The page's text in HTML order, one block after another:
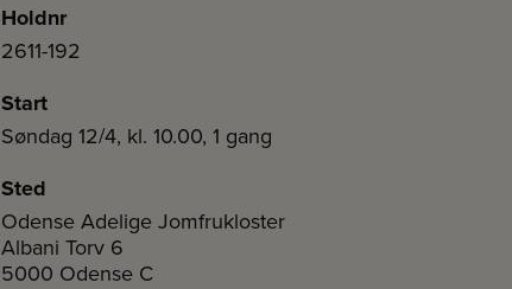
Holdnr
2611-192
Start
Søndag 12/4, kl. 10.00, 1 gang
Sted
Odense Adelige Jomfrukloster
Albani Torv 6
5000 Odense C